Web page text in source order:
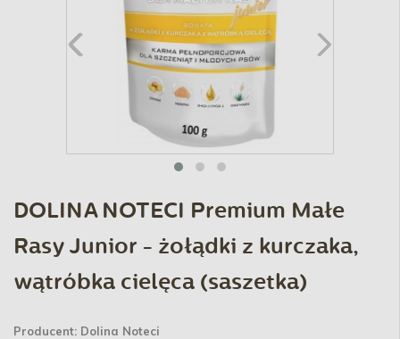
DOLINA NOTECI Premium Małe
Rasy Junior - żołądki z kurczaka,
wątróbka cielęca (saszetka)
Producent: Dolina Noteci